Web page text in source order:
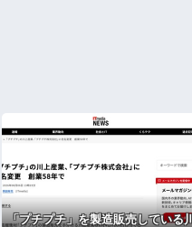
「プチプチ」を製造販売している川